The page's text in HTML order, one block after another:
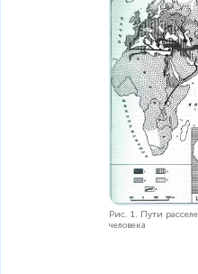
Рис. 1. Пути
человека